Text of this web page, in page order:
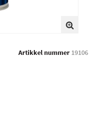
Artikkel nummer 19106